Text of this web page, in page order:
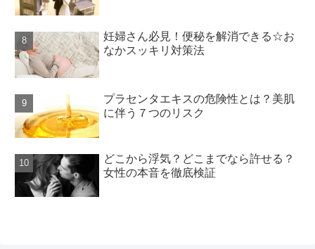
妊婦さん必見！便秘を解消できる☆お
なかスッキリ対策法
プラセンタエキスの危険性とは？美肌
に伴う７つのリスク
どこから浮気？どこまでなら許せる？
女性の本音を徹底検証